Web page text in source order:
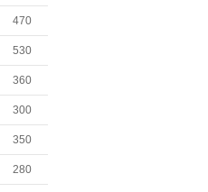
470
530
360
300
350
280